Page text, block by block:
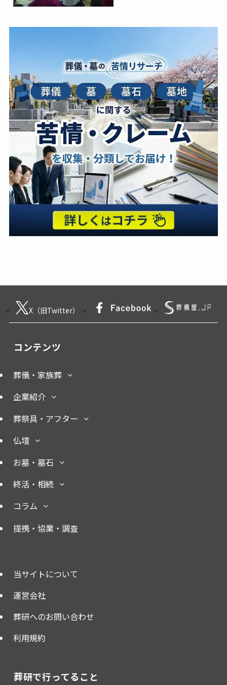
の会館数の推移と売上～ Vol.1：平安レイサ
あわせて読みたい
葬儀社の経営戦略
【2022年版】葬儀社のテレ
ビCM起用タレント（イメー
ジキャラクター）まとめ
葬研会員限定
2026年8月8日
位牌・仏壇・仏具
日本香堂「青雲」と『笑
点』、共に60年を記念した
初コラボ！オリジナルグッ
ズのプレゼントキャンペー
ンを実施～日本香堂～
一般公開
2026年8月7日
セミナー・イベント・資格・書籍
【福岡市早良区】お寺様に
よる特別法話会＆セミナー
特典「無料試食会」を8月
18日(月)にシティホール飯
一般公開
調査データ
【実家じまいに関する意識
調査 第3弾】話し合い実施
率は29.5％で前回から低
下。「大相続時代」でも家
アクセスランキング
1 PV数 1,176